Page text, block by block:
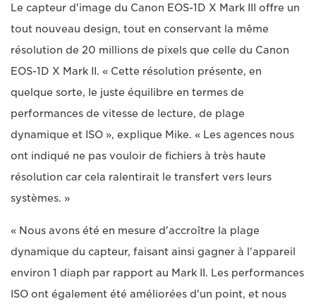
Le capteur d'image du Canon EOS-1D X Mark III offre un
tout nouveau design, tout en conservant la même
résolution de 20 millions de pixels que celle du Canon
EOS-1D X Mark II. « Cette résolution présente, en
quelque sorte, le juste équilibre en termes de
performances de vitesse de lecture, de plage
dynamique et ISO », explique Mike. « Les agences nous
ont indiqué ne pas vouloir de fichiers à très haute
résolution car cela ralentirait le transfert vers leurs
systèmes. »
« Nous avons été en mesure d'accroître la plage
dynamique du capteur, faisant ainsi gagner à l'appareil
environ 1 diaph par rapport au Mark II. Les performances
ISO ont également été améliorées d'un point, et nous